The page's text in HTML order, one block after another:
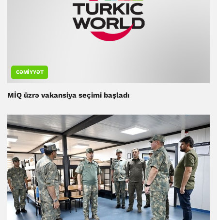
CƏMIYYƏT
MİQ üzrə vakansiya seçimi başladı